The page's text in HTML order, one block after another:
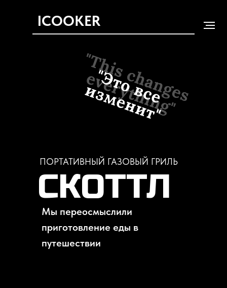
ICOOKER
ПОРТАТИВНЫЙ ГАЗОВЫЙ ГРИЛЬ
Мы переосмыслили
приготовление еды в
путешествии
СКОТТЛ